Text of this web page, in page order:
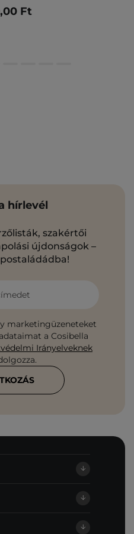
Ft
hírlevél
szakértői
újdonságok –
marketingüzeneteket
a Cosibella
Irányelveknek